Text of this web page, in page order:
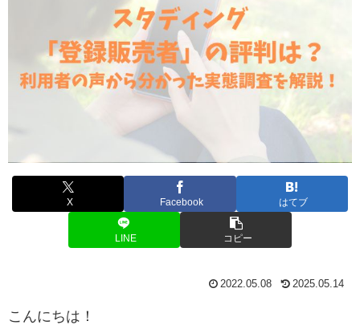
X Facebook はてブ
LINE コピー
2022.05.08 2025.05.14
こんにちは！